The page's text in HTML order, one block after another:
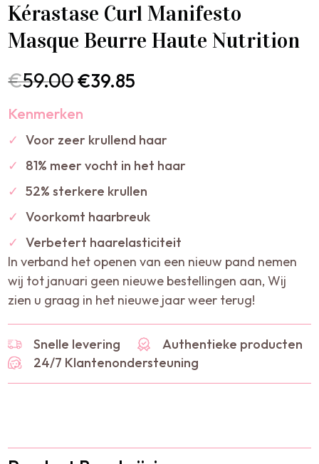
Kérastase Curl Manifesto
Masque Beurre Haute Nutrition
€59.00€39.85
Kenmerken
✓ Voor zeer krullend haar
✓
81% meer vocht in het haar
✓ 52% sterkere krullen
✓ Voorkomt haarbreuk
✓ Verbetert haarelasticiteit
In verband het openen van een nieuw pand nemen
wij tot januari geen nieuwe bestellingen aan, Wij
zien u graag in het nieuwe jaar weer terug!
Snelle levering
Authentieke producten
24/7 Klantenondersteuning